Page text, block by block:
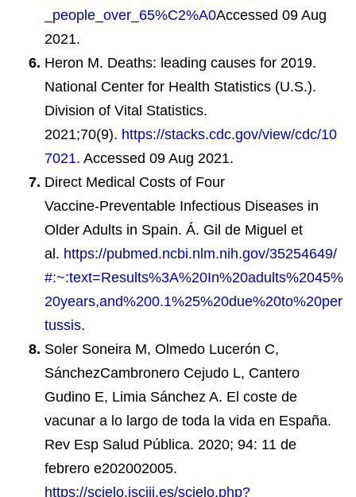
_people_over_65%C2%A0Accessed 09 Aug
2021.
Heron M. Deaths: leading causes for 2019.
National Center for Health Statistics (U.S.).
Division of Vital Statistics.
2021;70(9). https://stacks.cdc.gov/view/cdc/10
7021. Accessed 09 Aug 2021.
Direct Medical Costs of Four
Vaccine‑Preventable Infectious Diseases in
Older Adults in Spain. Á. Gil de Miguel et
al. https://pubmed.ncbi.nlm.nih.gov/35254649/
#:~:text=Results%3A%20In%20adults%2045%
20years,and%200.1%25%20due%20to%20per
tussis.
Soler Soneira M, Olmedo Lucerón C,
SánchezCambronero Cejudo L, Cantero
Gudino E, Limia Sánchez A. El coste de
vacunar a lo largo de toda la vida en España.
Rev Esp Salud Pública. 2020; 94: 11 de
febrero e202002005.
https://scielo.isciii.es/scielo.php?